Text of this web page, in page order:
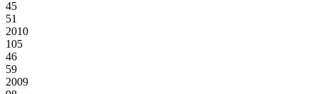
45
51
2010
105
46
59
2009